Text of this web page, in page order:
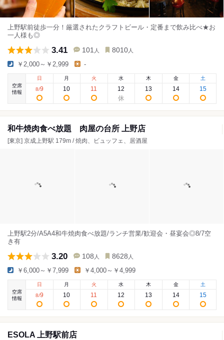
上野駅前徒歩一分！厳選されたクラフトビール・定番まで飲み比べ★お
一人様も◎
3.41 101 人 8010 人
￥2,000～￥2,999 -
空席
情報
日
8/9
月
10
火
11
水
12
木
13
金
14
土
15
和牛焼肉食べ放題 肉屋の台所 上野店
[東京] 京成上野駅 179m / 焼肉、ビュッフェ、居酒屋
上野駅2分/A5A4和牛焼肉食べ放題/ランチ営業/歓迎会・昼宴会◎8/7空
き有
3.20 108 人 8628 人
￥6,000～￥7,999 ￥4,000～￥4,999
空席
情報
日
8/9
月
10
火
11
水
12
木
13
金
14
土
15
ESOLA 上野駅前店